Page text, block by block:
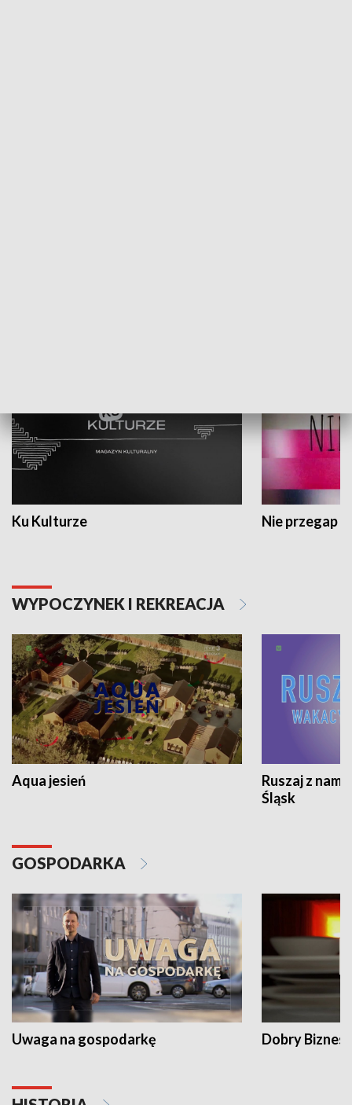
Ku Kulturze Nie przegap
WYPOCZYNEK I REKREACJA
Aqua jesień
Ruszaj z
Śląsk
GOSPODARKA
Uwaga na gospodarkę Dobry Biznes